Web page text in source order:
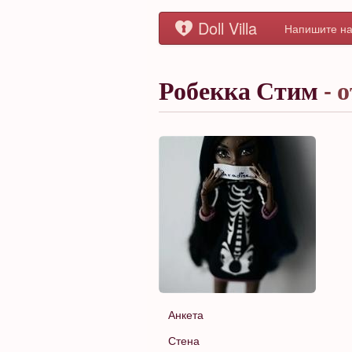
Doll Villa Напишите
Робекка Стим -
Анкета
Стена